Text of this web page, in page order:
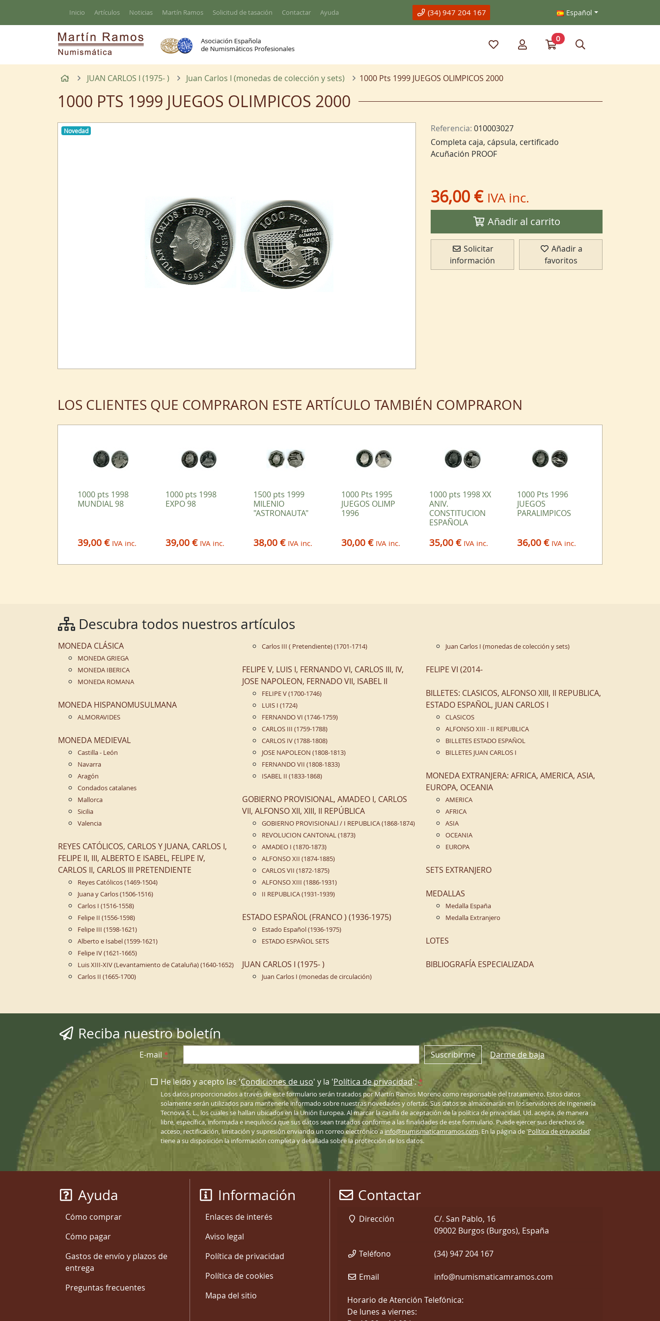
Inicio Artículos Noticias Martín Ramos Solicitud de tasación Contactar Ayuda (34) 947 204 167 Español
Mis artículos favoritos
Mi cuentaIr a mi compra
0
InicioJUAN CARLOS I (1975- ) Juan Carlos I (monedas de colección y sets) 1000 Pts 1999 JUEGOS OLIMPICOS 2000
1000 PTS 1999 JUEGOS OLIMPICOS 2000
Novedad Referencia: 010003027
Completa caja, cápsula, certificado
Acuñación PROOF
36,00 € IVA inc.
Añadir al carrito
Solicitar
información
Añadir a
favoritos
LOS CLIENTES QUE COMPRARON ESTE ARTÍCULO TAMBIÉN COMPRARON
1000 pts 1998
MUNDIAL 98
39,00 € IVA inc.
1000 pts 1998
EXPO 98
39,00 € IVA inc.
1500 pts 1999
MILENIO
"ASTRONAUTA"
38,00 € IVA inc.
1000 Pts 1995
JUEGOS OLIMP
1996
30,00 € IVA inc.
1000 pts 1998 XX
ANIV.
CONSTITUCION
ESPAÑOLA
35,00 € IVA inc.
1000 Pts 1996
JUEGOS
PARALIMPICOS
36,00 € IVA inc.
Descubra todos nuestros artículos
MONEDA CLÁSICA
MONEDA GRIEGA
MONEDA IBERICA
MONEDA ROMANA
MONEDA HISPANOMUSULMANA
ALMORAVIDES
MONEDA MEDIEVAL
Castilla - León
Navarra
Aragón
Condados catalanes
Mallorca
Sicilia
Valencia
REYES CATÓLICOS, CARLOS Y JUANA, CARLOS I,
FELIPE II, III, ALBERTO E ISABEL, FELIPE IV,
CARLOS II, CARLOS III PRETENDIENTE
Reyes Católicos (1469-1504)
Juana y Carlos (1506-1516)
Carlos I (1516-1558)
Felipe II (1556-1598)
Felipe III (1598-1621)
Alberto e Isabel (1599-1621)
Felipe IV (1621-1665)
Luis XIII-XIV (Levantamiento de Cataluña) (1640-1652)
Carlos II (1665-1700)
Carlos III ( Pretendiente) (1701-1714)
FELIPE V, LUIS I, FERNANDO VI, CARLOS III, IV,
JOSE NAPOLEON, FERNADO VII, ISABEL II
FELIPE V (1700-1746)
LUIS I (1724)
FERNANDO VI (1746-1759)
CARLOS III (1759-1788)
CARLOS IV (1788-1808)
JOSE NAPOLEON (1808-1813)
FERNANDO VII (1808-1833)
ISABEL II (1833-1868)
GOBIERNO PROVISIONAL, AMADEO I, CARLOS
VII, ALFONSO XII, XIII, II REPÚBLICA
GOBIERNO PROVISIONALl / I REPUBLICA (1868-1874)
REVOLUCION CANTONAL (1873)
AMADEO I (1870-1873)
ALFONSO XII (1874-1885)
CARLOS VII (1872-1875)
ALFONSO XIII (1886-1931)
II REPUBLICA (1931-1939)
ESTADO ESPAÑOL (FRANCO ) (1936-1975)
Estado Español (1936-1975)
ESTADO ESPAÑOL SETS
JUAN CARLOS I (1975- )
Juan Carlos I (monedas de circulación)
Juan Carlos I (monedas de colección y sets)
FELIPE VI (2014-
BILLETES: CLASICOS, ALFONSO XIII, II REPUBLICA,
ESTADO ESPAÑOL, JUAN CARLOS I
CLASICOS
ALFONSO XIII - II REPUBLICA
BILLETES ESTADO ESPAÑOL
BILLETES JUAN CARLOS I
MONEDA EXTRANJERA: AFRICA, AMERICA, ASIA,
EUROPA, OCEANIA
AMERICA
AFRICA
ASIA
OCEANIA
EUROPA
SETS EXTRANJERO
MEDALLAS
Medalla España
Medalla Extranjero
LOTES
BIBLIOGRAFÍA ESPECIALIZADA
Reciba nuestro boletín
E-mail * Suscribirme Darme de baja
He leído y acepto las 'Condiciones de uso' y la 'Política de privacidad'.*
Los datos proporcionados a través de este formulario serán tratados por Martín Ramos Moreno como responsable del tratamiento. Estos datos
solamente serán utilizados para mantenerle informado sobre nuestras novedades y ofertas. Sus datos se almacenarán en los servidores de Ingeniería
Tecnova S. L., los cuales se hallan ubicados en la Unión Europea. Al marcar la casilla de aceptación de la política de privacidad, Ud. acepta, de manera
libre, específica, informada e inequívoca que sus datos sean tratados conforme a las finalidades de este formulario. Puede ejercer sus derechos de
acceso, rectificación, limitación y supresión enviando un correo electrónico a info@numismaticamramos.com. En la página de 'Política de privacidad'
tiene a su disposición la información completa y detallada sobre la protección de los datos.
Ayuda
Cómo comprar
Cómo pagar
Gastos de envío y plazos de
entrega
Preguntas frecuentes
Información
Enlaces de interés
Aviso legal
Política de privacidad
Política de cookies
Mapa del sitio
Contactar
Dirección
C/. San Pablo, 16
09002 Burgos (Burgos), España
Teléfono (34) 947 204 167
Email info@numismaticamramos.com
Horario de Atención Telefónica:
De lunes a viernes: